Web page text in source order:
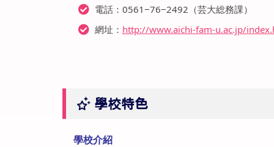
電話：0561‒76‒2492（芸大総務課）
網址： http://www.aichi-fam-u.ac.jp/
學校特色
學校介紹